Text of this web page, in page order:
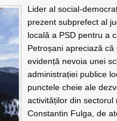
Lider al social-
prezent subprefect al
locală a PSD pentru a
Petroșani apreciază
evidență nevoia unei
administrației publice
punctele cheie ale
activităților din
Constantin Fulga, de